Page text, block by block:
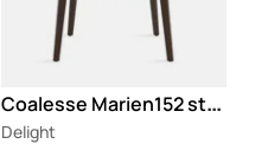
C
oalesse Marien152 stolica
Delight